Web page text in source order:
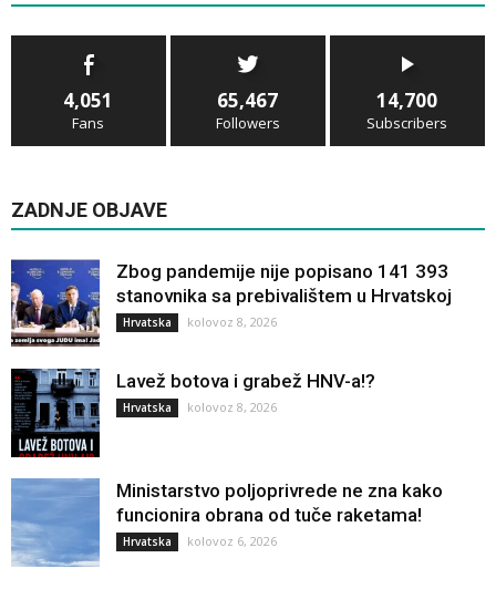
4,051
Fans
65,467
Followers
14,700
Subscribers
ZADNJE OBJAVE
Zbog pandemije nije popisano 141 393
stanovnika sa prebivalištem u Hrvatskoj
Hrvatska kolovoz 8, 2026
Lavež botova i grabež HNV-a!?
Hrvatska kolovoz 8, 2026
Ministarstvo poljoprivrede ne zna kako
funcionira obrana od tuče raketama!
Hrvatska kolovoz 6, 2026